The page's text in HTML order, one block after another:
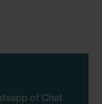
of Chat